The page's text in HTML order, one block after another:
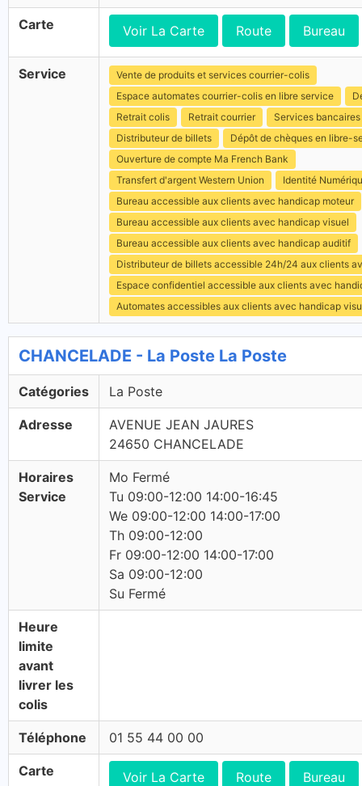
Carte Voir La Carte Route Bureau
Service
Vente de produits et services courrier-colis
Espace automates courrier-colis en libre service
Retrait colis
Retrait courrier
Services bancaires
Distributeur de billets
Dépôt de chèques en libre-
Ouverture de compte Ma French Bank
Transfert d'argent Western Union
Identité
Bureau accessible aux clients avec handicap moteur
Bureau accessible aux clients avec handicap visuel
Bureau accessible aux clients avec handicap auditif
Distributeur de billets accessible 24h/24 aux clients
Espace confidentiel accessible aux clients avec
Automates accessibles aux clients avec handicap
CHANCELADE - La Poste La Poste
Catégories La Poste
Adresse
AVENUE JEAN JAURES
24650 CHANCELADE
Horaires
Service
Mo Fermé
Tu 09:00-12:00 14:00-16:45
We 09:00-12:00 14:00-17:00
Th 09:00-12:00
Fr 09:00-12:00 14:00-17:00
Sa 09:00-12:00
Su Fermé
Heure
limite
avant
livrer les
colis
Téléphone 01 55 44 00 00
Carte Voir La Carte Route Bureau